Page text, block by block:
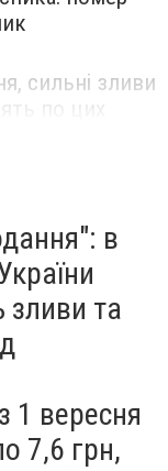
сильні зливи
вітер
в
зливи та
1 вересня
7,6 грн,